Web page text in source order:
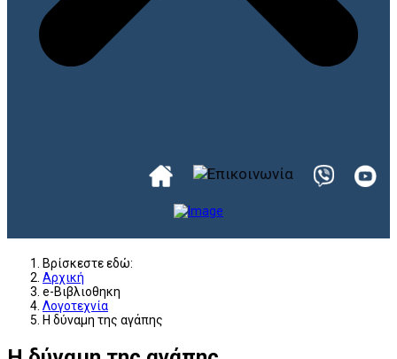
Βρίσκεστε εδώ:
Αρχική
e-Βιβλιοθηκη
Λογοτεχνία
Η δύναμη της αγάπης